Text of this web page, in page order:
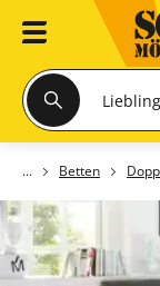
Betten